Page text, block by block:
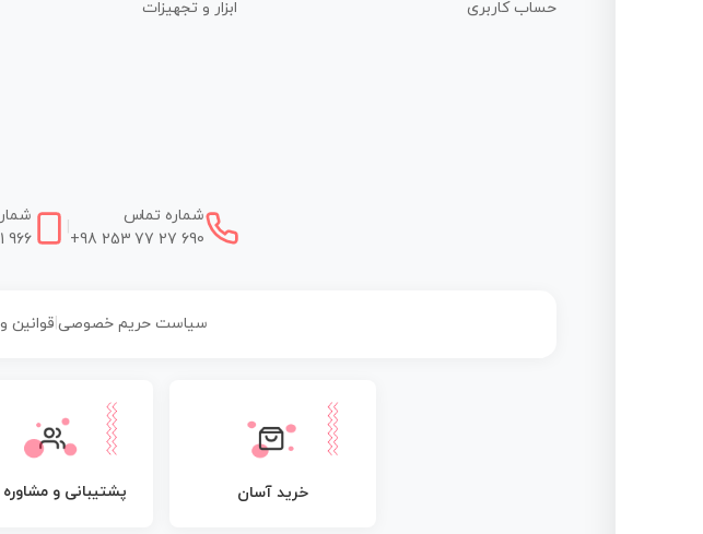
حساب کاربری
ابزار و تجهیزات
شماره تماس
+98 253 77 27 690
966
سیاست حریم خصوصی| قوانین
خرید آسان پشتیبانی و